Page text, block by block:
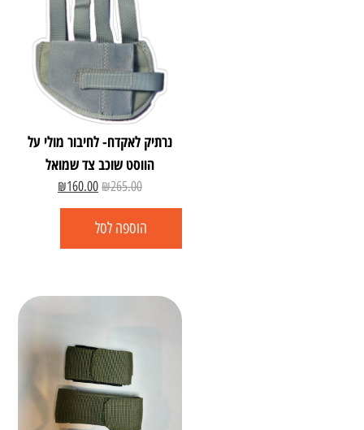
נרתיק לאקדח- לחיבור מולי על
הווסט שוכב צד שמואל
₪265.00
₪160.00
הוספה לסל